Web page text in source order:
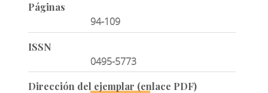
Páginas
94-109
ISSN
0495-5773
Dirección del ejemplar (enlace PDF)